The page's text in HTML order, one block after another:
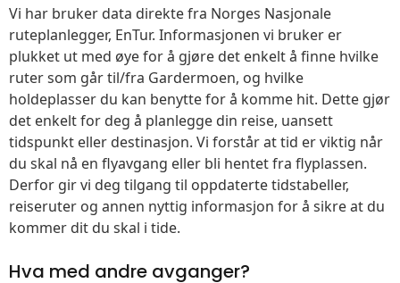
Vi har bruker data direkte fra Norges Nasjonale
ruteplanlegger, EnTur. Informasjonen vi bruker er
plukket ut med øye for å gjøre det enkelt å finne hvilke
ruter som går til/fra Gardermoen, og hvilke
holdeplasser du kan benytte for å komme hit. Dette gjør
det enkelt for deg å planlegge din reise, uansett
tidspunkt eller destinasjon. Vi forstår at tid er viktig når
du skal nå en flyavgang eller bli hentet fra flyplassen.
Derfor gir vi deg tilgang til oppdaterte tidstabeller,
reiseruter og annen nyttig informasjon for å sikre at du
kommer dit du skal i tide.
Hva med andre avganger?